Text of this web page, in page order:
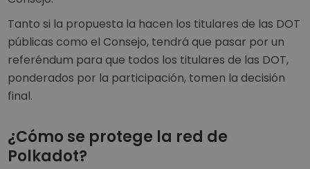
Tanto si la propuesta la hacen los titulares de las DOT
públicas como el Consejo, tendrá que pasar por un
referéndum para que todos los titulares de las DOT,
ponderados por la participación, tomen la decisión
final.
¿Cómo se protege la red de
Polkadot?